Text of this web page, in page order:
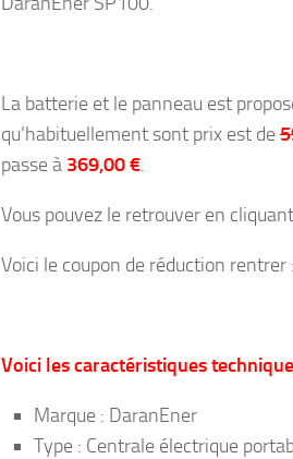
La batterie et le panneau est
qu’habituellement sont prix est de
passe à 369,00 €.
Vous pouvez le retrouver en
Voici le coupon de réduction rentrer :
Voici les caractéristiques
Marque : DaranEner
Type : Centrale électrique